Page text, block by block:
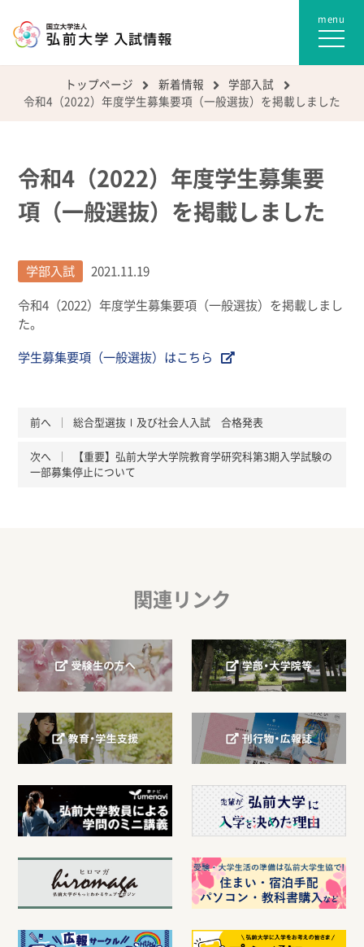
トップページ 新着情報
学部入試
令和4（2022）年度学生募集要項（一般選抜）を掲載しました
令和4（2022）年度学生募集要
項（一般選抜）を掲載しました
学部入試 2021.11.19
令和4（2022）年度学生募集要項（一般選抜）を掲載しまし
た。
学生募集要項（一般選抜）はこちら
前へ 総合型選抜Ⅰ及び社会人入試 合格発表
次へ
【重要】弘前大学大学院教育学研究科第3期入学試験の
一部募集停止について
関連リンク